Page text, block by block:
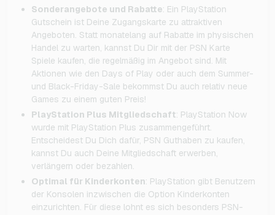
Sonderangebote und Rabatte: Ein PlayStation
Gutschein ist Deine Zugangskarte zu attraktiven
Angeboten. Statt monatelang auf Rabatte im physischen
Handel zu warten, kannst Du Dir mit der PSN Karte
Spiele kaufen, die regelmäßig im Angebot sind. Mit
Aktionen wie den Days of Play oder auch dem Summer-
und Black-Friday-Sale bekommst Du auch relativ neue
Games zu einem guten Preis!
PlayStation Plus Mitgliedschaft: PlayStation Now
wurde mit PlayStation Plus zusammengeführt.
Entscheidest Du Dich dafür, PSN Guthaben zu kaufen,
kannst Du auch Deine Mitgliedschaft erwerben,
verlängern oder bezahlen.
Optimal für Kinderkonten: PlayStation gibt Benutzern
der Konsolen inzwischen die Option Kinderkonten
einzurichten. Für diese lohnt es sich besonders PSN-